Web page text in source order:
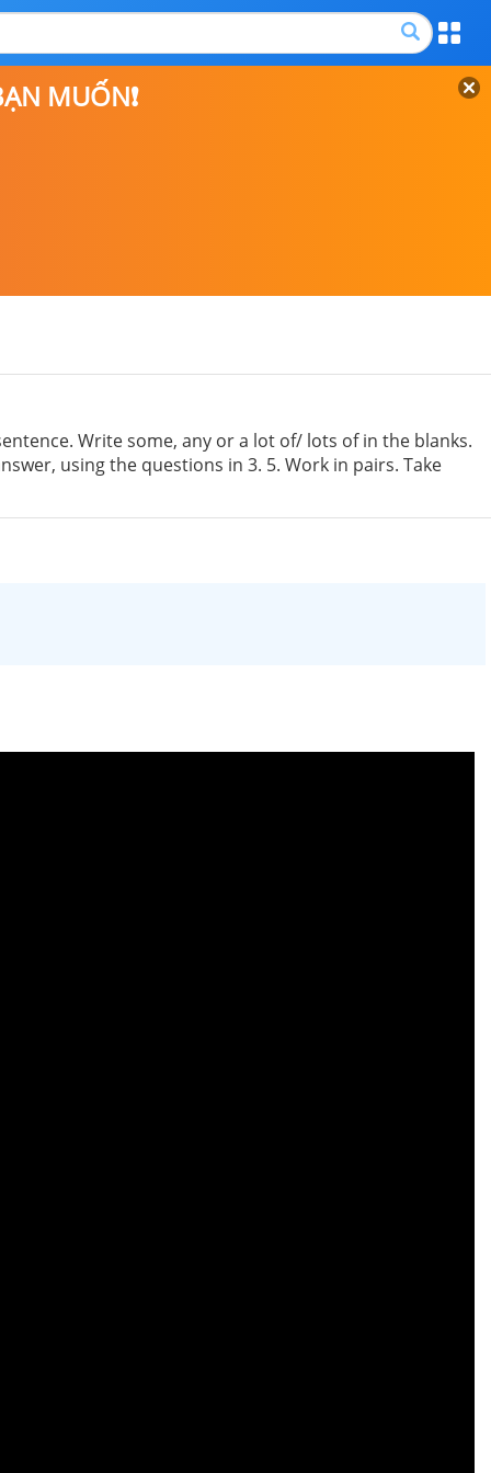
MUỐN❗
Write some, any or a lot of/ lots of in the blanks.
using the questions in 3. 5. Work in pairs. Take